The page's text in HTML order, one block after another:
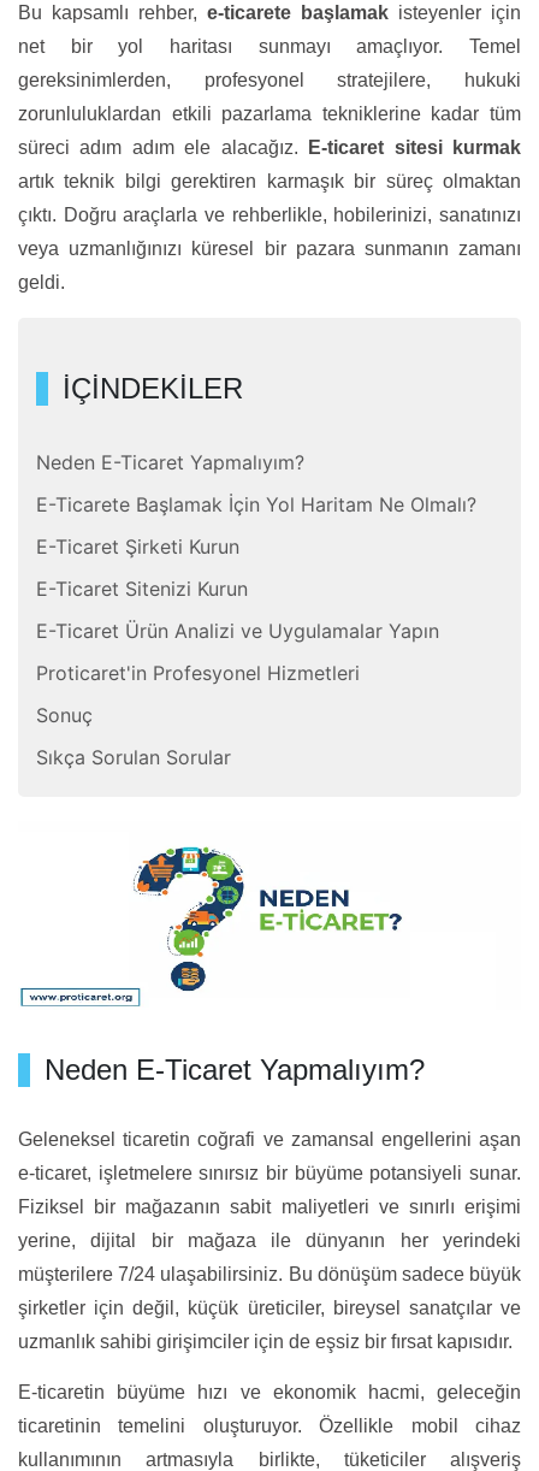
Bu kapsamlı rehber, e-ticarete başlamak isteyenler için
net bir yol haritası sunmayı amaçlıyor. Temel
gereksinimlerden, profesyonel stratejilere, hukuki
zorunluluklardan etkili pazarlama tekniklerine kadar tüm
süreci adım adım ele alacağız.
E-ticaret sitesi kurmak
artık teknik bilgi gerektiren karmaşık bir süreç olmaktan
çıktı. Doğru araçlarla ve rehberlikle, hobilerinizi, sanatınızı
veya uzmanlığınızı küresel bir pazara sunmanın zamanı
geldi.
İÇİNDEKİLER
Neden E-Ticaret Yapmalıyım?
E-Ticarete Başlamak İçin Yol Haritam Ne Olmalı?
E-Ticaret Şirketi Kurun
E-Ticaret Sitenizi Kurun
E-Ticaret Ürün Analizi ve Uygulamalar Yapın
Proticaret'in Profesyonel Hizmetleri
Sonuç
Sıkça Sorulan Sorular
Neden E-Ticaret Yapmalıyım?
Geleneksel ticaretin coğrafi ve zamansal engellerini aşan
e-ticaret, işletmelere sınırsız bir büyüme potansiyeli sunar.
Fiziksel bir mağazanın sabit maliyetleri ve sınırlı erişimi
yerine, dijital bir mağaza ile dünyanın her yerindeki
müşterilere 7/24 ulaşabilirsiniz. Bu dönüşüm sadece büyük
şirketler için değil, küçük üreticiler, bireysel sanatçılar ve
uzmanlık sahibi girişimciler için de eşsiz bir fırsat kapısıdır.
E-ticaretin büyüme hızı ve ekonomik hacmi, geleceğin
ticaretinin temelini oluşturuyor. Özellikle mobil cihaz
kullanımının artmasıyla birlikte, tüketiciler alışveriş